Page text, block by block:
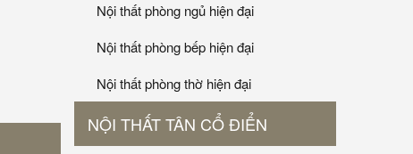
Nội thất phòng ngủ hiện đại
Nội thất phòng bếp hiện đại
Nội thất phòng thờ hiện đại
NỘI THẤT TÂN CỔ ĐIỂN